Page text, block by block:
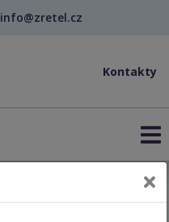
info@zretel.cz
Kontakty